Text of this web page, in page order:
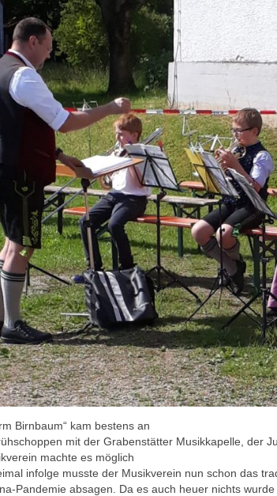
Birnbaum“ kam bestens an
mit der Grabenstätter Musikkapelle, der
machte es möglich
infolge musste der Musikverein nun schon das
Pandemie absagen. Da es auch heuer nichts